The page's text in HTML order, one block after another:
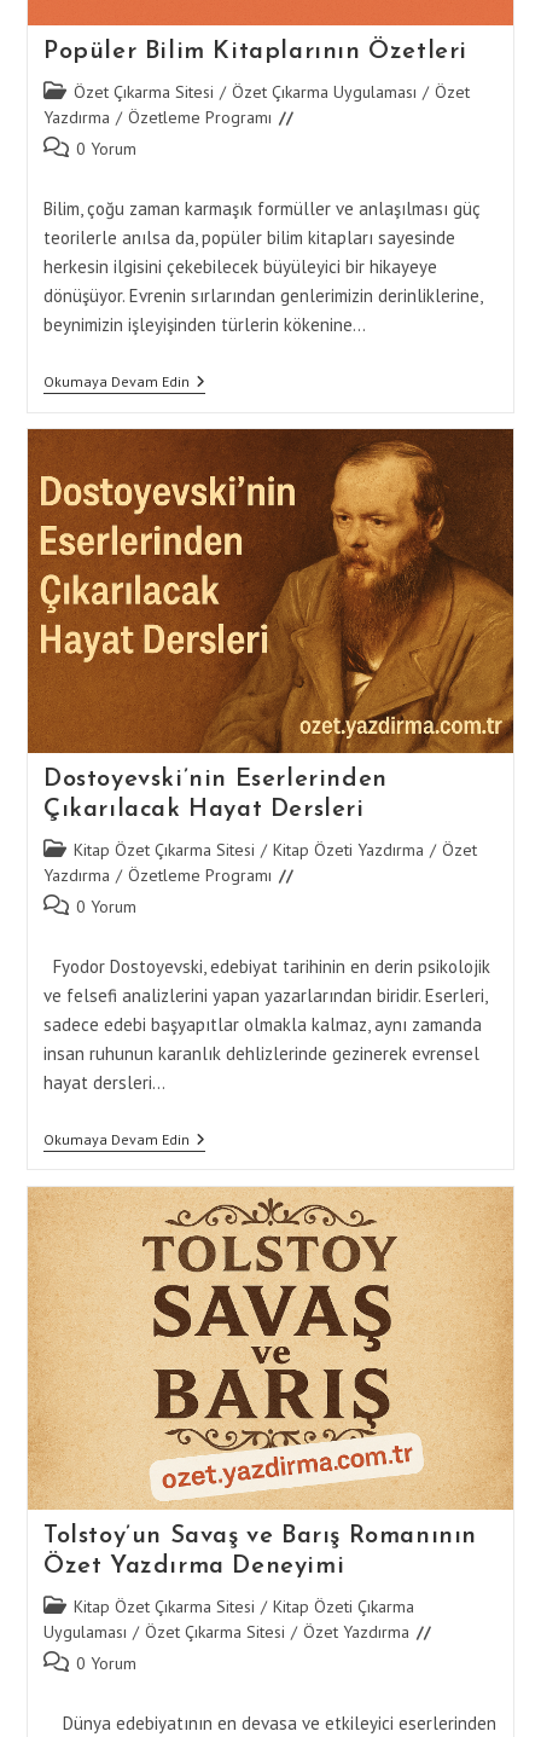
Popüler Bilim Kitaplarının Özetleri
Post
category:
Özet Çıkarma Sitesi / Özet Çıkarma Uygulaması / Özet
Yazdırma / Özetleme Programı
Post 0 Yorum
Bilim, çoğu zaman karmaşık formüller ve anlaşılması güç
teorilerle anılsa da, popüler bilim kitapları sayesinde
herkesin ilgisini çekebilecek büyüleyici bir hikayeye
dönüşüyor. Evrenin sırlarından genlerimizin derinliklerine,
beynimizin işleyişinden türlerin kökenine…
Okumaya Devam EdinPopüler
Dostoyevski’nin Eserlerinden
Çıkarılacak Hayat Dersleri
Post
category:
Kitap Özet Çıkarma Sitesi / Kitap Özeti Yazdırma / Özet
Yazdırma / Özetleme Programı
Post 0 Yorum
Fyodor Dostoyevski, edebiyat tarihinin en derin psikolojik
ve felsefi analizlerini yapan yazarlarından biridir. Eserleri,
sadece edebi başyapıtlar olmakla kalmaz, aynı zamanda
insan ruhunun karanlık dehlizlerinde gezinerek evrensel
hayat dersleri…
Okumaya Devam EdinDostoyevski’nin
Eserlerinden
Hayat
Dersleri
Tolstoy’un Savaş ve Barış Romanının
Özet Yazdırma Deneyimi
Post
category:
Kitap Özet Çıkarma Sitesi / Kitap Özeti Çıkarma
Uygulaması / Özet Çıkarma Sitesi / Özet Yazdırma
Post 0 Yorum
Dünya edebiyatının en devasa ve etkileyici eserlerinden